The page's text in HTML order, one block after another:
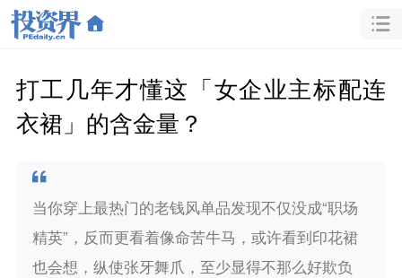
打工几年才懂这「女企业主标配连
衣裙」的含金量？
当你穿上最热门的老钱风单品发现不仅没成“职场
精英”，反而更看着像命苦牛马，或许看到印花裙
也会想，纵使张牙舞爪，至少显得不那么好欺负